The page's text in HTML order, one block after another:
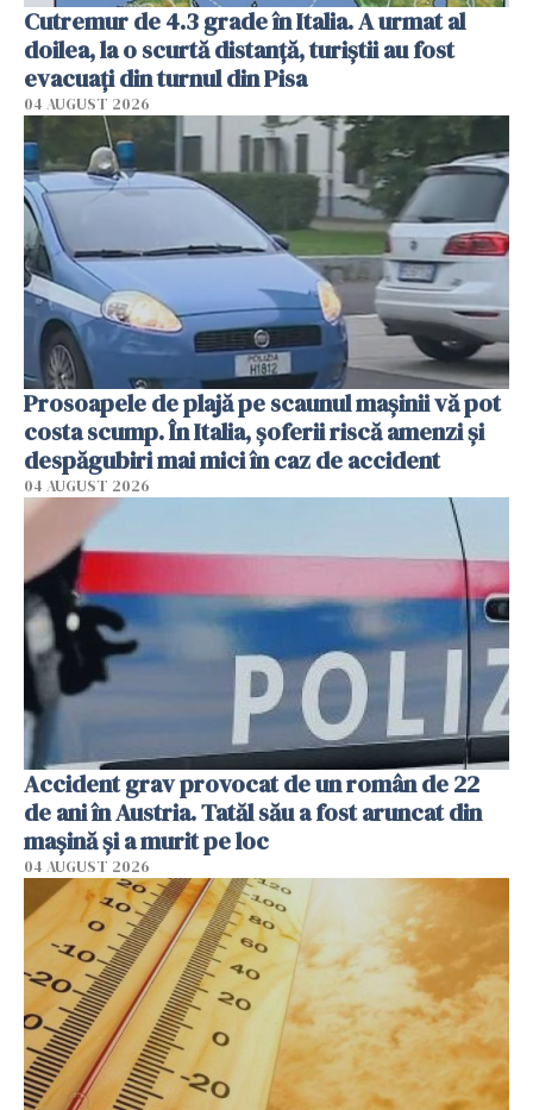
Cutremur de 4.3 grade în Italia. A urmat al
doilea, la o scurtă distanță, turiștii au fost
evacuați din turnul din Pisa
04 AUGUST 2026
Prosoapele de plajă pe scaunul mașinii vă pot
costa scump. În Italia, șoferii riscă amenzi și
despăgubiri mai mici în caz de accident
04 AUGUST 2026
Accident grav provocat de un român de 22
de ani în Austria. Tatăl său a fost aruncat din
mașină și a murit pe loc
04 AUGUST 2026